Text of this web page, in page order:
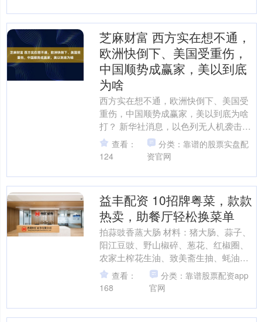
芝麻财富 西方实在想不通，
欧洲快倒下、美国受重伤，
中国顺势成赢家，美以到底
为啥
西方实在想不通，欧洲快倒下、美国受
重伤，中国顺势成赢家，美以到底为啥
打？ 新华社消息，以色列无人机袭击伊
朗布什尔省南帕尔斯和阿萨卢耶部分石
油化工设施。尽管特朗普....
查看：
124
分类：靠谱的股票实盘配
资官网
益丰配资 10招牌粤菜，款款
热卖，助餐厅轻松换菜单
拍蒜豉香蒸大肠 材料：猪大肠、蒜子、
阳江豆豉、野山椒碎、葱花、红椒圈、
农家土榨花生油、致美斋生抽、蚝油、
生粉、鸡饭老抽、白糖、盐。 1.猪大肠
加盐、醋搓洗10分....
查看：
168
分类：靠谱股票配资app
官网